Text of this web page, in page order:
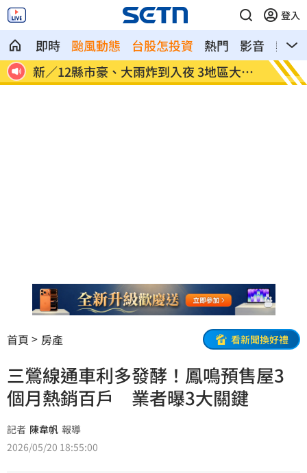
登入
即時 颱風動態 台股怎投資 熱門 影音
熱搜
憶
新／12縣市豪、大雨炸到入夜 3地區大豪
雨
颱風
首頁 房產 看新聞換好禮
三鶯線通車利多發酵！鳳鳴預售屋3
個月熱銷百戶 業者曝3大關鍵
記者 陳韋帆 報導
2026/05/20 18:55:00